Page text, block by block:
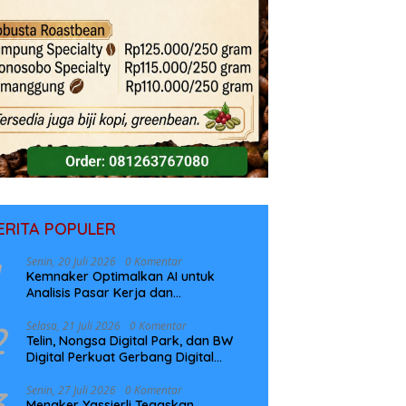
POPULER
Senin, 20 Juli 2026 0 Komentar
Kemnaker Optimalkan AI untuk
Analisis Pasar Kerja dan
Selasa, 21 Juli 2026 0 Komentar
Telin, Nongsa Digital Park, dan BW
Digital Perkuat Gerbang Digital
NCC
Senin, 27 Juli 2026 0 Komentar